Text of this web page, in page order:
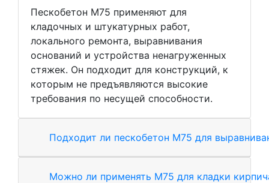
Пескобетон М75 применяют для
кладочных и штукатурных работ,
локального ремонта, выравнивания
оснований и устройства ненагруженных
стяжек. Он подходит для конструкций, к
которым не предъявляются высокие
требования по несущей способности.
Подходит ли пескобетон М75 для
Можно ли применять М75 для кладки